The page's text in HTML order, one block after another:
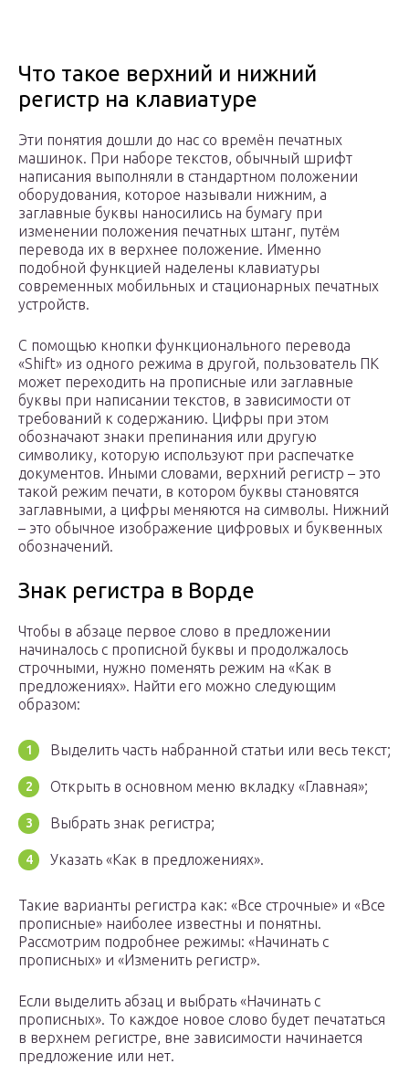
Что такое верхний и нижний
регистр на клавиатуре
Эти понятия дошли до нас со времён печатных
машинок. При наборе текстов, обычный шрифт
написания выполняли в стандартном положении
оборудования, которое называли нижним, а
заглавные буквы наносились на бумагу при
изменении положения печатных штанг, путём
перевода их в верхнее положение. Именно
подобной функцией наделены клавиатуры
современных мобильных и стационарных печатных
устройств.
С помощью кнопки функционального перевода
«Shift» из одного режима в другой, пользователь ПК
может переходить на прописные или заглавные
буквы при написании текстов, в зависимости от
требований к содержанию. Цифры при этом
обозначают знаки препинания или другую
символику, которую используют при распечатке
документов. Иными словами, верхний регистр – это
такой режим печати, в котором буквы становятся
заглавными, а цифры меняются на символы. Нижний
– это обычное изображение цифровых и буквенных
обозначений.
Знак регистра в Ворде
Чтобы в абзаце первое слово в предложении
начиналось с прописной буквы и продолжалось
строчными, нужно поменять режим на «Как в
предложениях». Найти его можно следующим
образом:
Выделить часть набранной статьи или весь текст;
Открыть в основном меню вкладку «Главная»;
Выбрать знак регистра;
Указать «Как в предложениях».
Такие варианты регистра как: «Все строчные» и «Все
прописные» наиболее известны и понятны.
Рассмотрим подробнее режимы: «Начинать с
прописных» и «Изменить регистр».
Если выделить абзац и выбрать «Начинать с
прописных». То каждое новое слово будет печататься
в верхнем регистре, вне зависимости начинается
предложение или нет.